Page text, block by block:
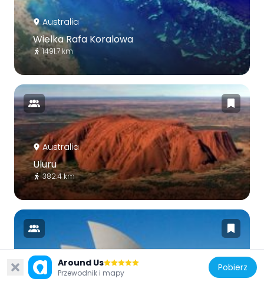
Australia
Wielka Rafa Koralowa
1491.7 km
Australia
Uluru
382.4 km
Australia
Around Us
Przewodnik i mapy Pobierz